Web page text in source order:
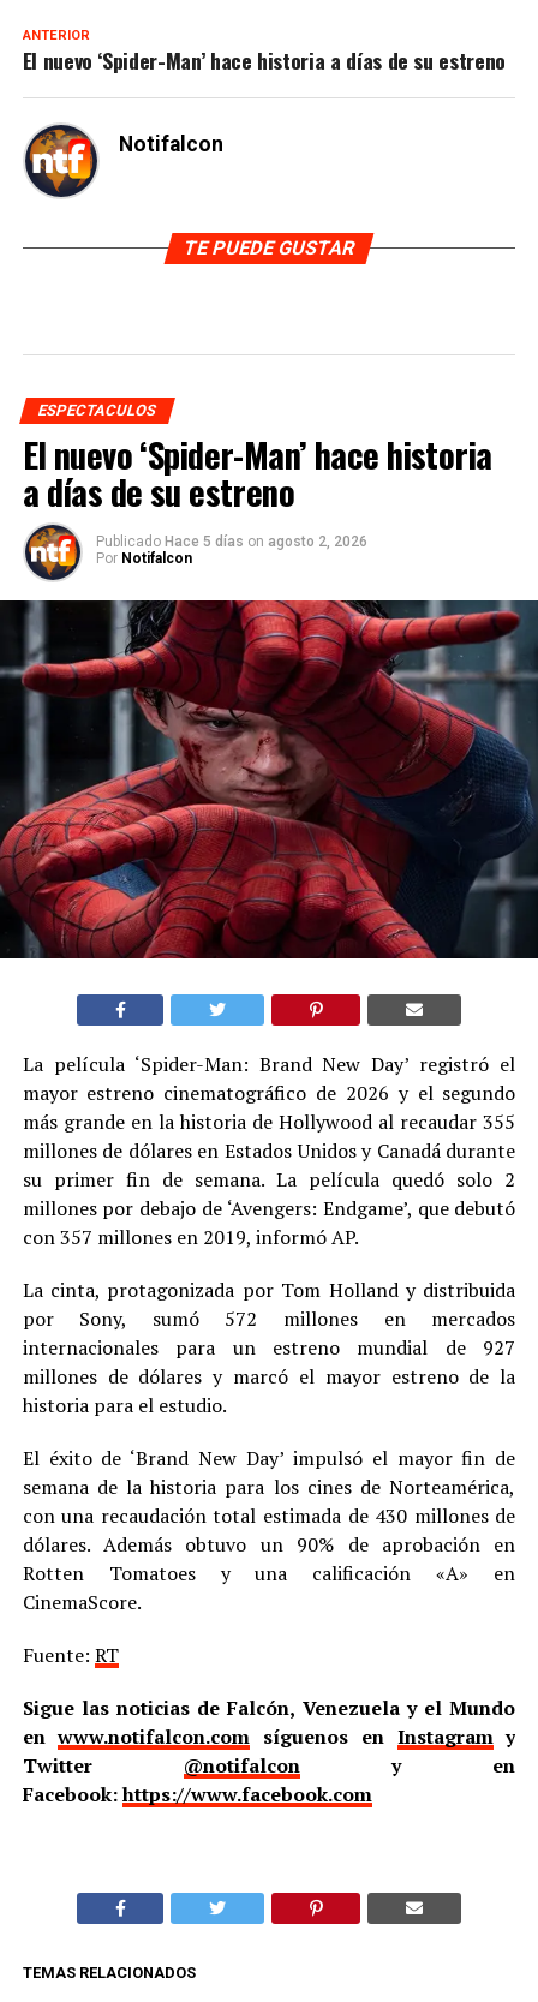
ANTERIOR
El nuevo ‘Spider-Man’ hace historia a días de su estreno
Notifalcon
TE PUEDE GUSTAR
ESPECTACULOS
El nuevo ‘Spider-Man’ hace historia
a días de su estreno
Publicado Hace 5 días on agosto 2, 2026
Por Notifalcon
La película ‘Spider-Man: Brand New Day’ registró el
mayor estreno cinematográfico de 2026 y el segundo
más grande en la historia de Hollywood al recaudar 355
millones de dólares en Estados Unidos y Canadá durante
su primer fin de semana. La película quedó solo 2
millones por debajo de ‘Avengers: Endgame’, que debutó
con 357 millones en 2019, informó AP.
La cinta, protagonizada por Tom Holland y distribuida
por Sony, sumó 572 millones en mercados
internacionales para un estreno mundial de 927
millones de dólares y marcó el mayor estreno de la
historia para el estudio.
El éxito de ‘Brand New Day’ impulsó el mayor fin de
semana de la historia para los cines de Norteamérica,
con una recaudación total estimada de 430 millones de
dólares. Además obtuvo un 90% de aprobación en
Rotten Tomatoes y una calificación «A» en
CinemaScore.
Fuente: RT
Sigue las noticias de Falcón, Venezuela y el Mundo
enwww.notifalcon.com síguenos en Instagramy
Twitter @notifalcony en
Facebook:https://www.facebook.com
TEMAS RELACIONADOS